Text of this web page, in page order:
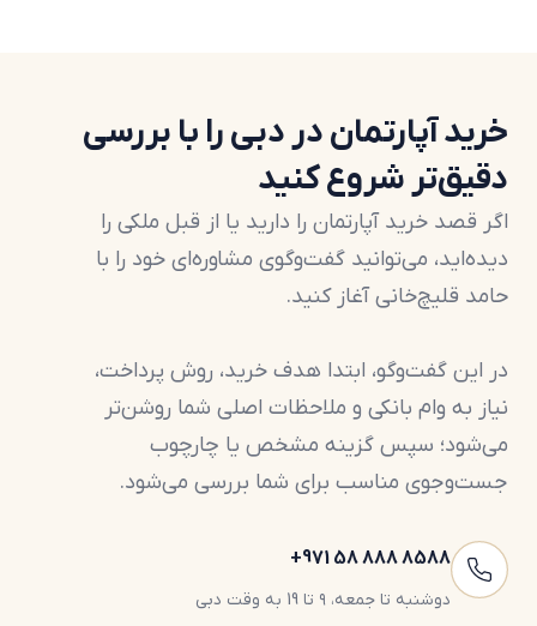
Jumeirah Village Circle (JVC)
Dubai Hills Estate
Palm Jumeirah
Dubai Creek Harbour
Arjan
بین‌المللی را دارند.
عدم وجود محدودیت ملیتی (با استناد به قوانین DLD)
طبق قوانین Dubai Land Department (DLD)، خرید ملک
محدودیت رسمی بر اساس ملیت وجود ندارد.
نکات مهم:
خرید آپارتمان در دبی را با بررسی
دقیق‌تر شروع کنید
اگر قصد خرید آپارتمان را دارید یا از قبل ملکی را
دیده‌اید، می‌توانید گفت‌وگوی مشاوره‌ای خود را با
حامد قلیچ‌خانی آغاز کنید.
در این گفت‌وگو، ابتدا هدف خرید، روش پرداخت،
نیاز به وام بانکی و ملاحظات اصلی شما روشن‌تر
می‌شود؛ سپس گزینه مشخص یا چارچوب
جست‌وجوی مناسب برای شما بررسی می‌شود.
‎+971 58 888 8588
دوشنبه تا جمعه، ۹ تا 19 به وقت دبی